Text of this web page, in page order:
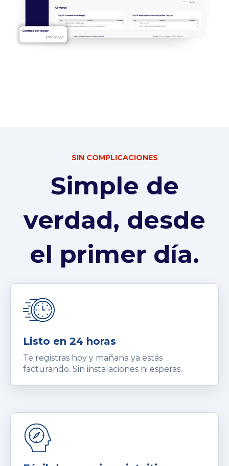
SIN COMPLICACIONES
Simple de
verdad, desde
el primer día.
Listo en 24 horas
Te registras hoy y mañana ya estás
facturando. Sin instalaciones ni esperas.